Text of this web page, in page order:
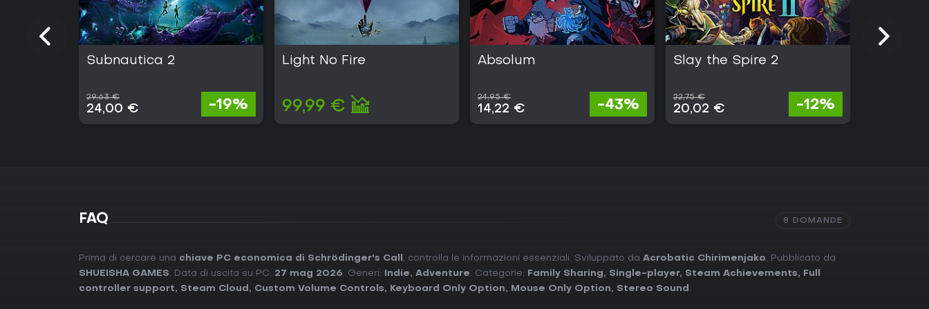
Subnautica 2
29,63 €
24,00 € -19%
Light No Fire
99,99 €
Absolum
24,95 €
14,22 € -43%
Slay the Spire 2
22,75 €
20,02 € -12%
FAQ 8 DOMANDE
Prima di cercare una chiave PC economica di Schrödinger's Call , controlla le informazioni essenziali. Sviluppato da Acrobatic Chirimenjako. Pubblicato da
SHUEISHA GAMES. Data di uscita su PC: 27 mag 2026. Generi: Indie, Adventure. Categorie: Family Sharing, Single-player, Steam Achievements,
Full
controller support, Steam Cloud , Custom Volume Controls, Keyboard Only Option, Mouse Only Option, Stereo Sound .